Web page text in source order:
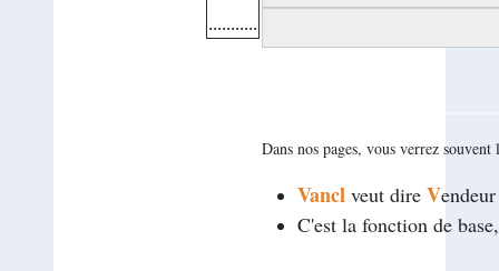
...........
Dans nos pages, vous verrez
Vancl veut dire V
C'est la fonction de